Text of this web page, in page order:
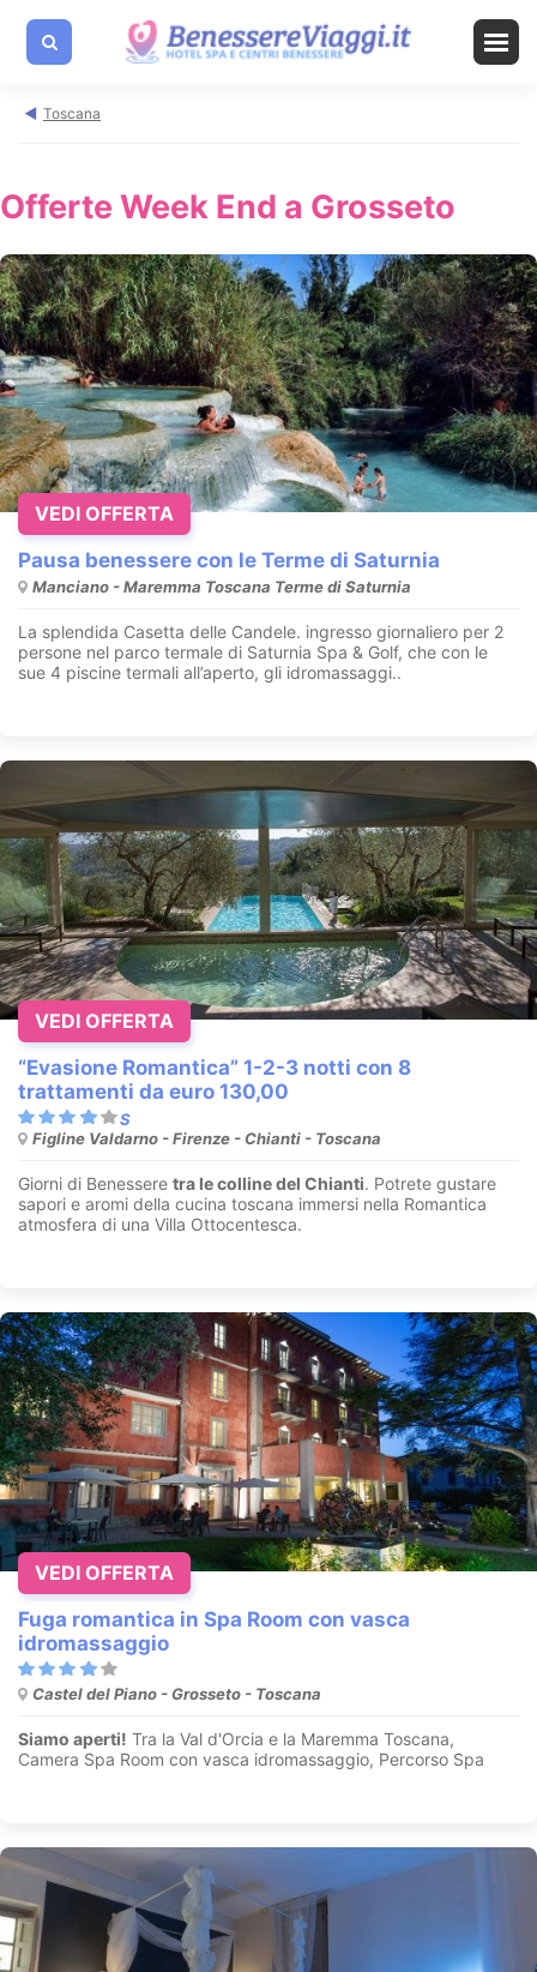
Toscana
Offerte Week End a Grosseto
Pausa benessere con le Terme di Saturnia
Manciano - Maremma Toscana Terme di Saturnia
La splendida Casetta delle Candele. ingresso giornaliero per 2
persone nel parco termale di Saturnia Spa & Golf, che con le
sue 4 piscine termali all’aperto, gli idromassaggi..
VEDI OFFERTA
“Evasione Romantica” 1-2-3 notti con 8
trattamenti da euro 130,00
Figline Valdarno - Firenze - Chianti - Toscana
Giorni di Benessere tra le colline del Chianti. Potrete gustare
sapori e aromi della cucina toscana immersi nella Romantica
atmosfera di una Villa Ottocentesca.
VEDI OFFERTA
Fuga romantica in Spa Room con vasca
idromassaggio
Castel del Piano - Grosseto - Toscana
Siamo aperti! Tra la Val d'Orcia e la Maremma Toscana,
Camera Spa Room con vasca idromassaggio, Percorso Spa
VEDI OFFERTA